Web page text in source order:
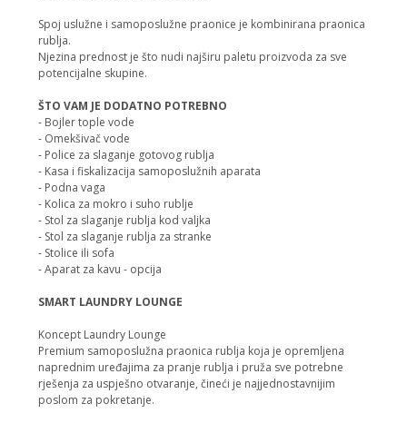
Spoj uslužne i samoposlužne praonice je kombinirana praonica
rublja.
Njezina prednost je što nudi najširu paletu proizvoda za sve
potencijalne skupine.
ŠTO VAM JE DODATNO POTREBNO
- Bojler tople vode
- Omekšivač vode
- Police za slaganje gotovog rublja
- Kasa i fiskalizacija samoposlužnih aparata
- Podna vaga
- Kolica za mokro i suho rublje
- Stol za slaganje rublja kod valjka
- Stol za slaganje rublja za stranke
- Stolice ili sofa
- Aparat za kavu - opcija
SMART LAUNDRY LOUNGE
Koncept Laundry Lounge
Premium samoposlužna praonica rublja koja je opremljena
naprednim uređajima za pranje rublja i pruža sve potrebne
rješenja za uspješno otvaranje, čineći je najjednostavnijim
poslom za pokretanje.